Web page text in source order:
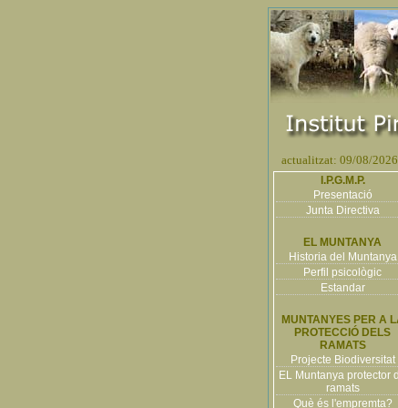
actualitzat: 09/08/2026
I.P.G.M.P.
Presentació
Junta Directiva
EL MUNTANYA
Historia del Muntanya
Perfil psicològic
Estandar
MUNTANYES PER A
PROTECCIÓ DELS
RAMATS
Projecte Biodiversitat
EL Muntanya protector
ramats
Què és l'empremta?